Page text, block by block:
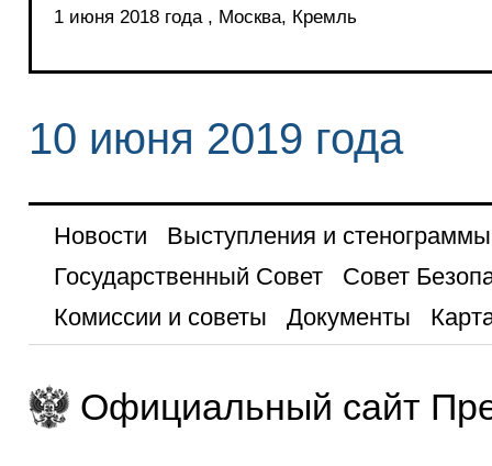
1 июня 2018 года , Москва, Кремль
10 июня 2019 года
Новости
Выступления и стенограммы
Государственный Совет
Совет
Комиссии и советы
Документы
Официальный сайт